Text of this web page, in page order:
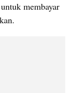
membayar